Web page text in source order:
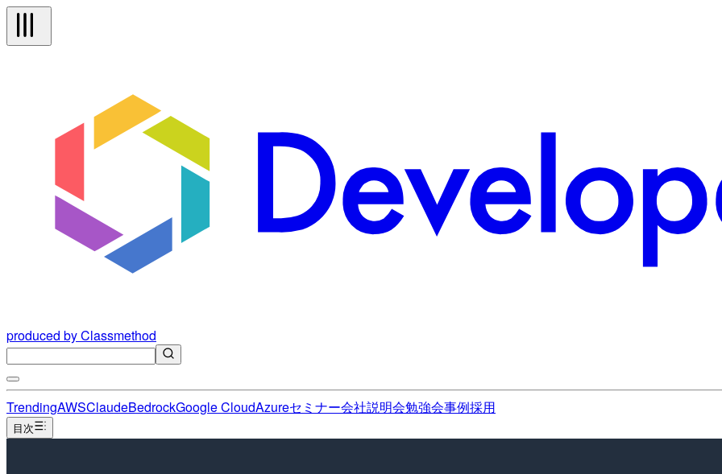
produced by Classmethod
TrendingAWSClaudeBedrockGoogle CloudAzureセミナー会社説明会勉強会事例採用
目次